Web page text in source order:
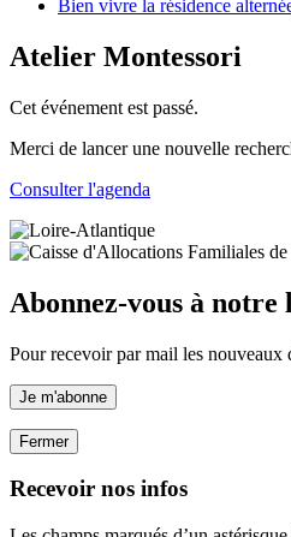
Bien vivre la résidence
Atelier Montessori
Cet événement est passé.
Merci de lancer une nouvelle
Consulter l'agenda
Abonnez-vous à
Pour recevoir par mail les nouveaux
Je m'abonne
Fermer
Recevoir nos infos